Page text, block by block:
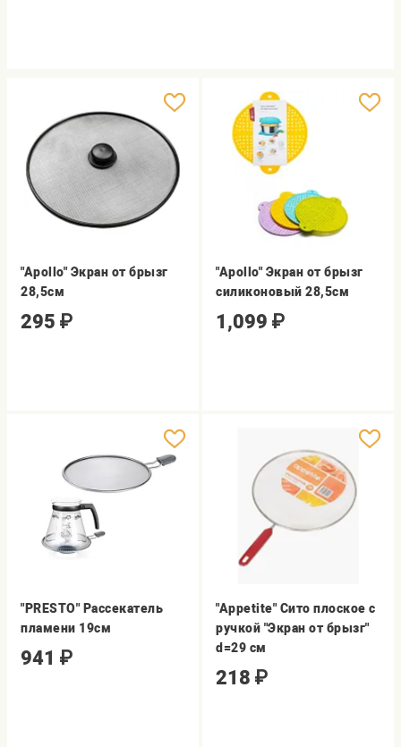
"Apollo" Экран от брызг
28,5см
295 ₽
"Apollo" Экран от брызг
силиконовый 28,5см
1,099 ₽
"PRESTO" Рассекатель
пламени 19см
941 ₽
"Appetite" Сито плоское с
ручкой "Экран от брызг"
d=29 см
218 ₽